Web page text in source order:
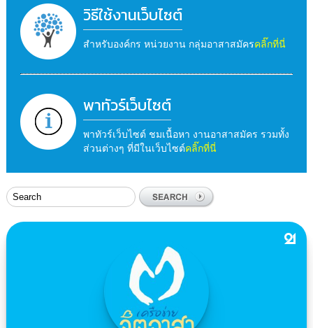
วิธีใช้งานเว็บไซต์
สำหรับองค์กร หน่วยงาน กลุ่มอาสาสมัครคลิ๊กที่นี่
พาทัวร์เว็บไซต์
พาทัวร์เว็บไซต์ ชมเนื้อหา งานอาสาสมัคร รวมทั้ง
ส่วนต่างๆ ที่มีในเว็บไซต์คลิ๊กที่นี่